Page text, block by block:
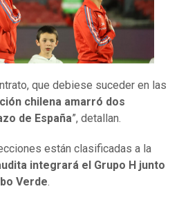
que debiese suceder en las
chilena amarró dos
de España”, detallan.
están clasificadas a la
integrará el Grupo H junto
Verde.